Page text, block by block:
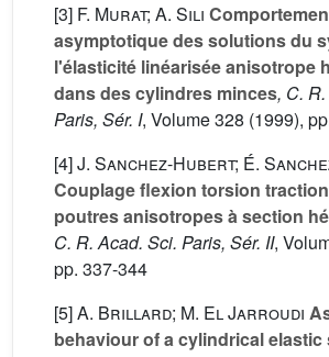
[3] F. Murat; A. Sili
asymptotique des solutions du
l'élasticité linéarisée anisotrope
dans des cylindres minces, C.
Paris, Sér. I, Volume 328 (1999),
[4]J. Sanchez-Hubert; É.
Couplage flexion torsion
poutres anisotropes à section
C. R. Acad. Sci. Paris, Sér. II,
pp. 337-344
[5]A. Brillard; M. El Jarroudi
behaviour of a cylindrical